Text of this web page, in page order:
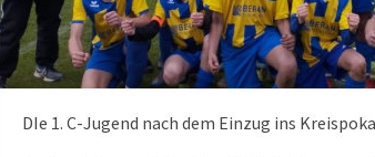
DIe 1. C-Jugend nach dem Einzug ins